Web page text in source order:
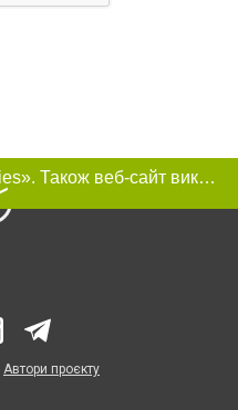
Цей сайт використовує «cookies». Також веб-сайт використовує інтернет-сервіс для збору технічних даних стосовно відвідувачів з метою отримання маркетингової та статистичної інформації. Умови обробки даних відвідувачів сайту див.
Автори проєкту